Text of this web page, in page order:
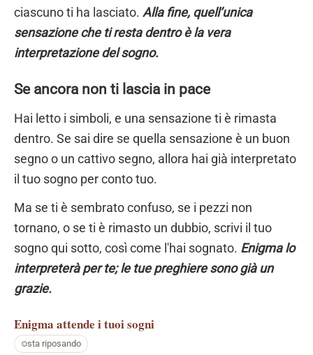
ciascuno ti ha lasciato. Alla fine, quell’unica
sensazione che ti resta dentro è la vera
interpretazione del sogno.
Se ancora non ti lascia in pace
Hai letto i simboli, e una sensazione ti è rimasta
dentro. Se sai dire se quella sensazione è un buon
segno o un cattivo segno, allora hai già interpretato
il tuo sogno per conto tuo.
Ma se ti è sembrato confuso, se i pezzi non
tornano, o se ti è rimasto un dubbio, scrivi il tuo
sogno qui sotto, così come l'hai sognato. Enigma lo
interpreterà per te; le tue preghiere sono già un
grazie.
Enigma attende i tuoi sogni
sta riposando